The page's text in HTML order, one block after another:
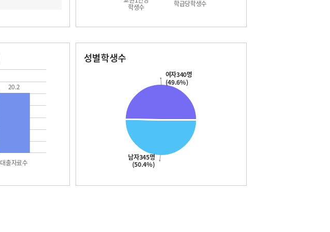
학생수 학급당학생수
대출자료수
20.2
성별학생수
남자345명
(50.4%)
여자340명
(49.6%)